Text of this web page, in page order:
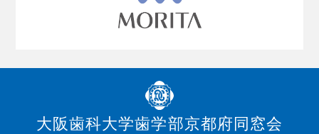
大阪歯科大学歯学部京都府同窓会